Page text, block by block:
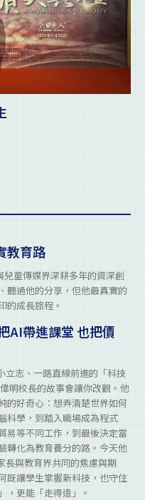
教育路
童傳媒界深耕多年的資深創
聽過他的分享，但他最真實的
的成長旅程。
AI帶進課堂 也把價
立志、一路直線前進的「科技
明校長的故事會讓你改觀。他
的好奇心：想弄清楚世界如何
科學，到踏入職場成為程式
易等不同工作，到最後決定當
轉化為教育養分的路。今天他
長與教育界共同的焦慮與期
既讓學生掌握新科技，也守住
，更能「走得遠」。